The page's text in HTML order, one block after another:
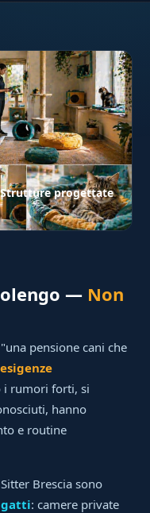
progettate
— Non
pensione cani che
esigenze
i rumori forti, si
hanno
e routine
Brescia sono
gatti: camere private